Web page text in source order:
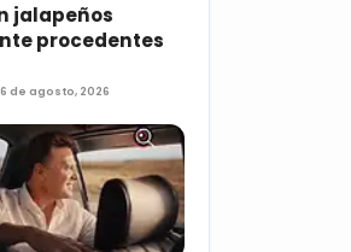
jalapeños
procedentes
6 de agosto, 2026